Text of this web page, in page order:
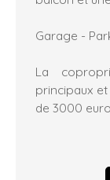
Garage -
La
principaux
de 3000